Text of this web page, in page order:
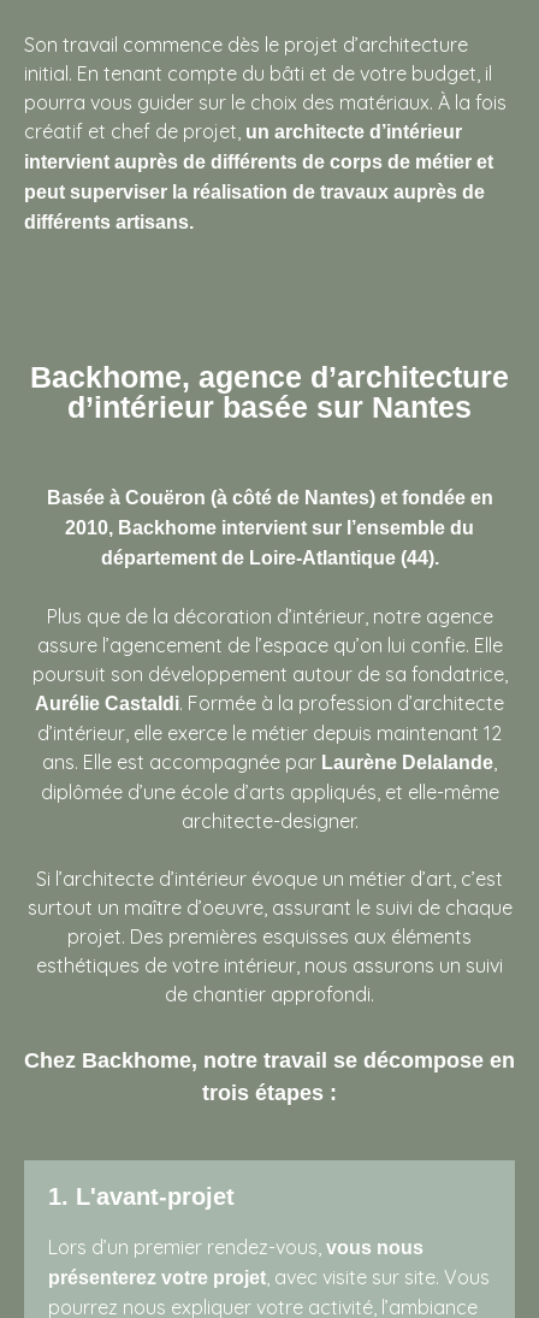
Son travail commence dès le projet d’architecture
initial. En tenant compte du bâti et de votre budget, il
pourra vous guider sur le choix des matériaux. À la fois
créatif et chef de projet, un architecte d’intérieur
intervient auprès de différents de corps de métier et
peut superviser la réalisation de travaux auprès de
différents artisans.
Backhome, agence d’architecture
d’intérieur basée sur Nantes
Basée à Couëron (à côté de Nantes) et fondée en
2010, Backhome intervient sur l’ensemble du
département de Loire-Atlantique (44).
Plus que de la décoration d’intérieur, notre agence
assure l’agencement de l’espace qu’on lui confie. Elle
poursuit son développement autour de sa fondatrice,
Aurélie Castaldi. Formée à la profession d’architecte
d’intérieur, elle exerce le métier depuis maintenant 12
ans. Elle est accompagnée par Laurène Delalande,
diplômée d’une école d’arts appliqués, et elle-même
architecte-designer.
Si l’architecte d’intérieur évoque un métier d’art, c’est
surtout un maître d’oeuvre, assurant le suivi de chaque
projet. Des premières esquisses aux éléments
esthétiques de votre intérieur, nous assurons un suivi
de chantier approfondi.
Chez Backhome, notre travail se décompose en
trois étapes :
1. L'avant-projet
Lors d’un premier rendez-vous, vous nous
présenterez votre projet, avec visite sur site. Vous
pourrez nous expliquer votre activité, l’ambiance